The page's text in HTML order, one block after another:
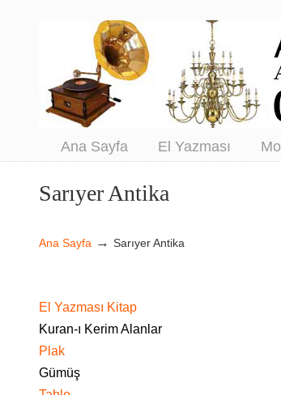
Satım
Ana Sayfa El Yazması
Navigation
Sarıyer Antika
Ana Sayfa → Sarıyer Antika
El Yazması Kitap
Kuran-ı Kerim Alanlar
Plak
Gümüş